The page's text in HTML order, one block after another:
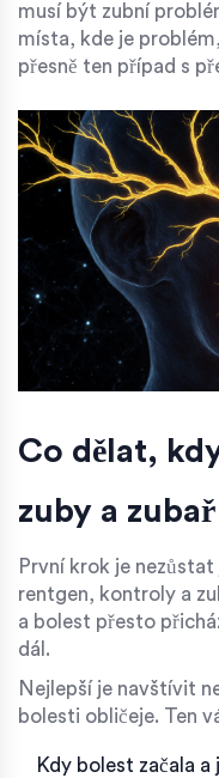
musí být zubní
místa, kde je
přesně ten případ s
Co dělat,
zuby a
První krok je nezůstat
rentgen, kontroly a
a bolest přesto
dál.
Nejlepší je navštívit
bolesti obličeje. Ten
Kdy bolest začala